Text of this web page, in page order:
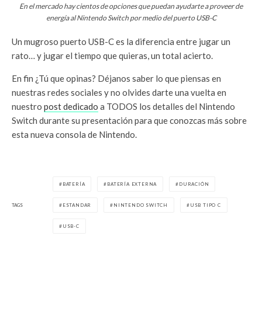
En el mercado hay cientos de opciones que puedan ayudarte a proveer de
energía al Nintendo Switch por medio del puerto USB-C
Un mugroso puerto USB-C es la diferencia entre jugar un
rato… y jugar el tiempo que quieras, un total acierto.
En fin ¿Tú que opinas? Déjanos saber lo que piensas en
nuestras redes sociales y no olvides darte una vuelta en
nuestro post dedicado a TODOS los detalles del Nintendo
Switch durante su presentación para que conozcas más sobre
esta nueva consola de Nintendo.
TAGS
BATERÍA BATERÍA EXTERNA DURACIÓN
ESTANDAR NINTENDO SWITCH USB TIPO C
USB-C